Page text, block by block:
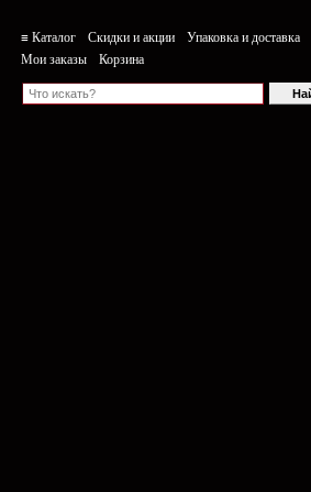
≡ Каталог Скидки и акции Упаковка и доставка
Мои заказы
Корзина